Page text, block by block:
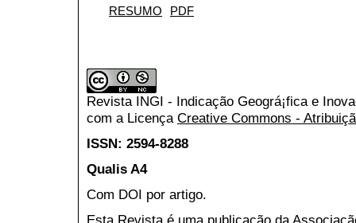
RESUMO PDF
Revista INGI - Indicação Geográ¡fica e
com a Licença Creative Commons -
ISSN: 2594-8288
Qualis A4
Com DOI por artigo.